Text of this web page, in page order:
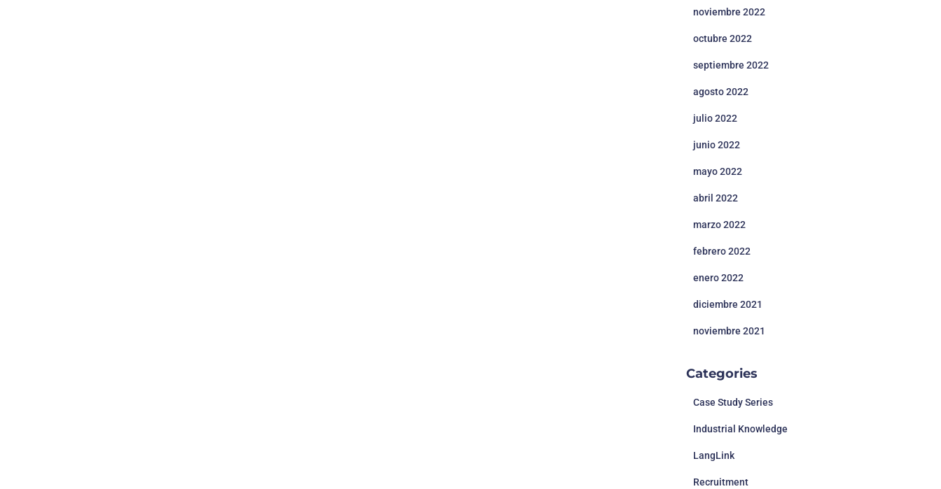
noviembre 2022
octubre 2022
septiembre 2022
agosto 2022
julio 2022
junio 2022
mayo 2022
abril 2022
marzo 2022
febrero 2022
enero 2022
diciembre 2021
noviembre 2021
Categories
Case Study Series
Industrial Knowledge
LangLink
Recruitment